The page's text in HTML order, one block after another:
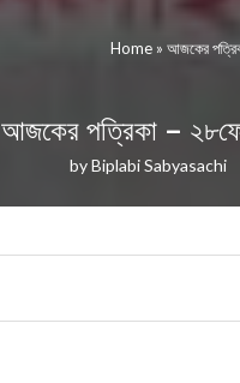
Home» আজকের
আজকের পত্রিকা –
byBiplabi Sabyasachi